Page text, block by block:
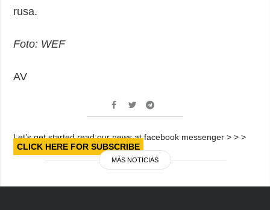
rusa.
Foto: WEF
AV
Let’s get started read our news at facebook messenger > > >
CLICK HERE FOR SUBSCRIBE
MÁS NOTICIAS